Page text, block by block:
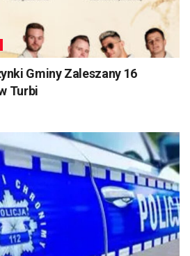
Gminy Zaleszany 16
Turbi